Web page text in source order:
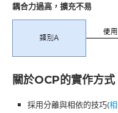
耦合力過高，擴充不易
關於OCP的實作方式
採用分離與相依的技巧(